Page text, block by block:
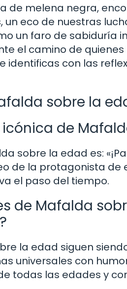
de melena negra,
un eco de nuestras
un faro de sabiduría
el camino de
identificas con las
sobre la
de
sobre la edad es:
de la protagonista de
el paso del tiempo.
de Mafalda
la edad siguen
universales con
todas las edades y